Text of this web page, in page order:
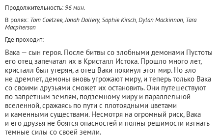
Продолжительность: 96 мин.
В ролях: Tom Coetzee, Jonah Dollery, Sophie Kirsch, Dylan Mackinnon, Tara
Macpherson
Где проходит:
Вака — сын героя. После битвы со злобными демонами Пустоты
его отец запечатал их в Кристалл Истока. Прошло много лет,
кристалл был утерян, а отец Ваки покинул этот мир. Но зло
не дремлет, демоны вновь угрожают миру, и теперь только Вака
со своими друзьями сможет их остановить. Они путешествуют
по запретным землям, подземному миру и параллельной
вселенной, сражаясь по пути с плотоядными цветами
и каменными существами. Несмотря на огромный риск, Вака
и его друзья не боятся опасностей и полны решимости изгнать
темные силы со своей земли.